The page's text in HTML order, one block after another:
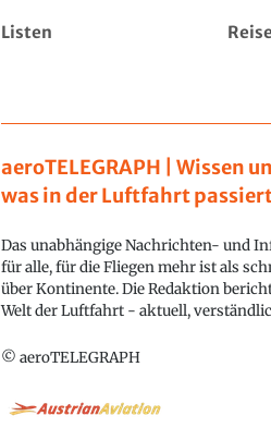
Listen
aeroTELEGRAPH | Wissen
was in der Luftfahrt
Das unabhängige Nachrichten- und
für alle, für die Fliegen mehr ist als
über Kontinente. Die Redaktion
Welt der Luftfahrt - aktuell,
© aeroTELEGRAPH